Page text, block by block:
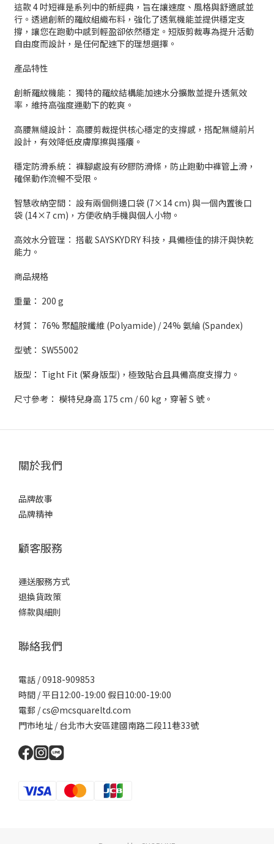
這款 4 吋短褲是系列中的新經典，旨在讓速度、風格與舒適感並
行。透過創新的羅紋組織布料，強化了透氣機能並提供穩定支
撐，讓您在跑動中感到輕盈卻依然穩定。短版剪裁專為提升活動
自由度而設計，是任何配速下的理想選擇。
產品特性
創新羅紋機能： 獨特的羅紋結構能加速水分擴散並提升透氣效
率，維持高強度運動下的乾爽。
高腰無縫設計： 高腰剪裁提供核心穩定的支撐感，搭配無縫前片
設計，有效降低皮膚摩擦與搔癢。
穩定防滑系統： 褲腳處設有矽膠防滑條，防止跑動中褲管上滑，
確保動作流暢不受限。
智慧收納空間： 設有兩個側邊口袋 (7×14 cm) 與一個內置後口
袋 (14×7 cm)，方便收納手機與個人小物。
高效水分管理： 搭載 SAYSKYDRY 科技，具備極佳的排汗與快乾
能力。
商品規格
重量： 200 g
材質： 76% 聚醯胺纖維 (Polyamide) / 24% 氨綸 (Spandex)
型號： SW55002
版型： Tight Fit (緊身版型)，極致貼合且具備高度支撐力。
尺寸參考： 模特兒身高 175 cm / 60 kg，穿著 S 號。
關於我們
品牌故事
品牌精神
顧客服務
運送服務方式
退換貨政策
條款與細則
聯絡我們
電話 / 0918-909853
時間 / 平日12:00-19:00 假日10:00-19:00
電郵 / cs@mcsquareltd.com
門市地址 / 台北市大安區建國南路二段11巷33號